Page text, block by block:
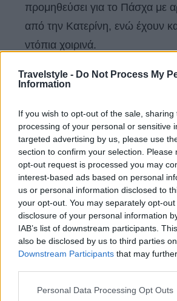
Travelstyle - Do Not Process My
Information
If you wish to opt-out of the sale,
processing of your personal or sensitive
targeted advertising by us, please use
section to confirm your selection. Please
opt-out request is processed you may
interest-based ads based on personal
us or personal information disclosed to
your opt-out. You may separately opt-
disclosure of your personal information
IAB’s list of downstream participants.
also be disclosed by us to third parties
Downstream Participants that may
Please note that this website/app uses
Personal Data Processing Opt Outs
προμηθεύσει για το Πάσχα με
από την Κατερίνη, ενώ έχουν
ντόπια χοιρινά.
Από τους Γιάννης – Ρίτα
τηλ. 210 3314433) θα πάρετε
προβατίνα τους.